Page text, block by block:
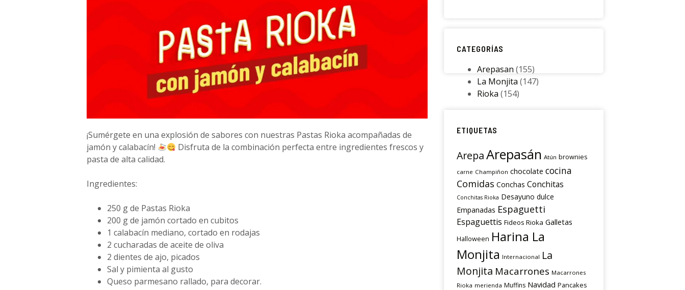
¡Sumérgete en una explosión de sabores con nuestras Pastas Rioka acompañadas de
jamón y calabacín!
Disfruta de la combinación perfecta entre ingredientes frescos y
pasta de alta calidad.
Ingredientes:
250 g de Pastas Rioka
200 g de jamón cortado en cubitos
1 calabacín mediano, cortado en rodajas
2 cucharadas de aceite de oliva
2 dientes de ajo, picados
Sal y pimienta al gusto
Queso parmesano rallado, para decorar.
CATEGORÍAS
Arepasan (155)
La Monjita (147)
Rioka (154)
ETIQUETAS
ArepaArepasán Atún brownies
carne Champiñon chocolate cocina
Comidas Conchas Conchitas
Conchitas Rioka Desayuno dulce
Empanadas Espaguetti
Espaguettis Fideos Rioka Galletas
Halloween Harina La
Monjita Internacional La
Monjita Macarrones Macarrones
Rioka merienda Muffins Navidad Pancakes